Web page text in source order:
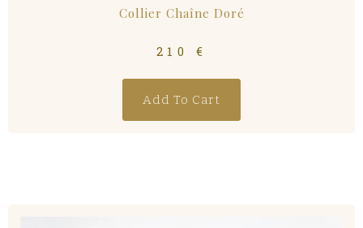
Collier Chaîne Doré
210 €
Add To Cart